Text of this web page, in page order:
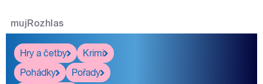
mujRozhlas
Hry a četby
Krimi
Pohádky
Pořady